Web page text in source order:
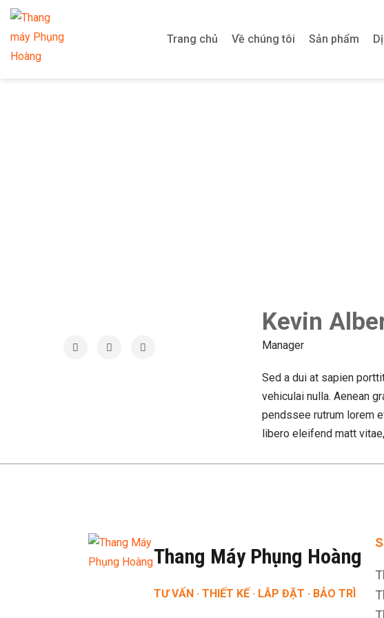
Trang chủ Về chúng tôi Sản phẩm
Kevin
Manager
Sed a dui at sapien
vehiculai nulla. Aenean
pendssee rutrum lorem
libero eleifend matt vitae,
Thang Máy Phụng Hoàng
TƯ VẤN · THIẾT KẾ · LẮP ĐẶT · BẢO TRÌ